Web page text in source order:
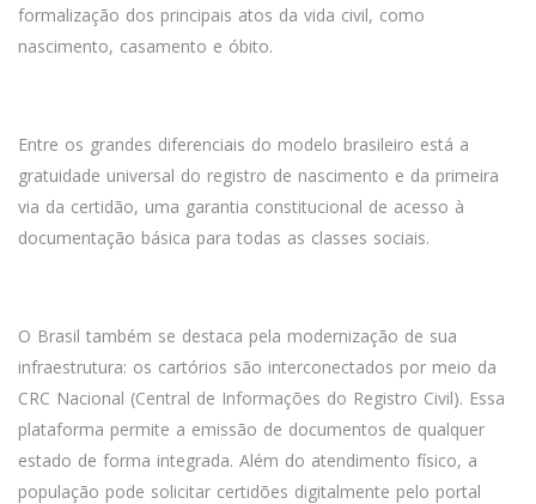
formalização dos principais atos da vida civil, como
nascimento, casamento e óbito.
Entre os grandes diferenciais do modelo brasileiro está a
gratuidade universal do registro de nascimento e da primeira
via da certidão, uma garantia constitucional de acesso à
documentação básica para todas as classes sociais.
O Brasil também se destaca pela modernização de sua
infraestrutura: os cartórios são interconectados por meio da
CRC Nacional (Central de Informações do Registro Civil). Essa
plataforma permite a emissão de documentos de qualquer
estado de forma integrada. Além do atendimento físico, a
população pode solicitar certidões digitalmente pelo portal